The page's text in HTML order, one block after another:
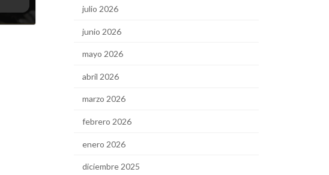
julio 2026
junio 2026
mayo 2026
abril 2026
marzo 2026
febrero 2026
enero 2026
diciembre 2025